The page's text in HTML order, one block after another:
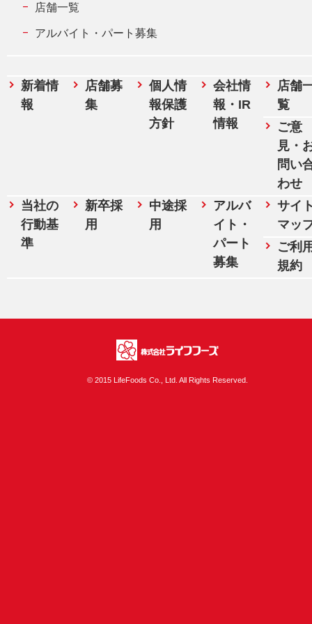
店舗一覧
アルバイト・パート募集
新着情
報
店舗募
集
個人情
報保護
方針
会社情
報・IR
情報
店舗
覧
ご意
見・
問い
わせ
当社の
行動基
準
新卒採
用
中途採
用
アルバ
イト・
パート
募集
サイ
マッ
ご利
規約
© 2015 LifeFoods Co., Ltd. All Rights Reserved.